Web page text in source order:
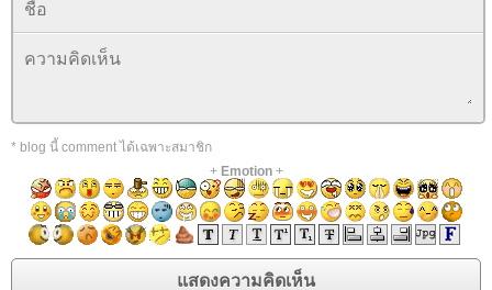
* blog นี้ comment ได้เฉพาะสมาชิก
+ Emotion+